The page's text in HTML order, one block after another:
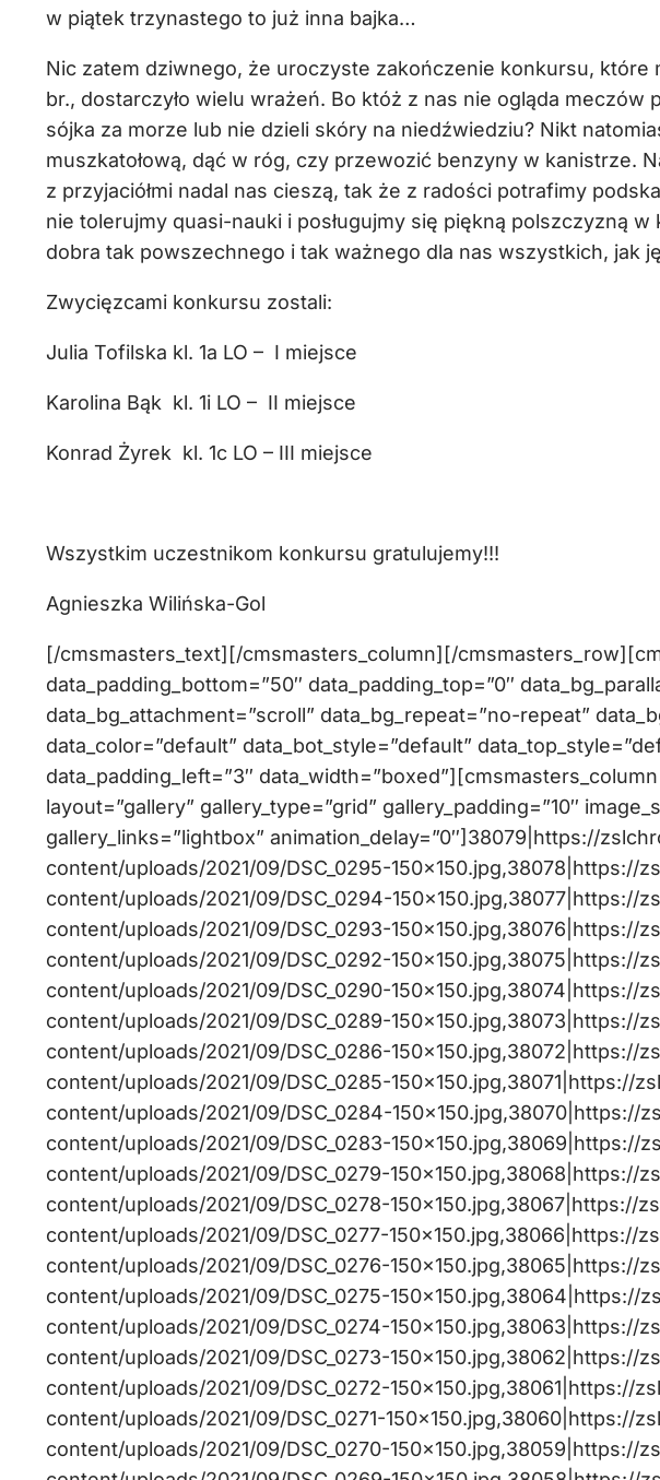
w piątek trzynastego to już inna bajka…
Nic zatem dziwnego, że uroczyste zakończenie konkursu, które
br., dostarczyło wielu wrażeń. Bo któż z nas nie ogląda meczów
sójka za morze lub nie dzieli skóry na niedźwiedziu? Nikt
muszkatołową, dąć w róg, czy przewozić benzyny w kanistrze.
z przyjaciółmi nadal nas cieszą, tak że z radości potrafimy
nie tolerujmy quasi-nauki i posługujmy się piękną polszczyzną w
dobra tak powszechnego i tak ważnego dla nas wszystkich, jak
Zwycięzcami konkursu zostali:
Julia Tofilska kl. 1a LO – I miejsce
Karolina Bąk kl. 1i LO – II miejsce
Konrad Żyrek kl. 1c LO – III miejsce
Wszystkim uczestnikom konkursu gratulujemy!!!
Agnieszka Wilińska-Gol
[/cmsmasters_text][/cmsmasters_column][/
data_padding_bottom=”50″ data_padding_top=”0″
data_bg_attachment=”scroll” data_bg_repeat=”no-repeat”
data_color=”default” data_bot_style=”default”
data_padding_left=”3″
layout=”gallery” gallery_type=”grid” gallery_padding=”10″
gallery_links=”lightbox” animation_delay=”0″]38079|https://
content/uploads/2021/09/DSC_0295-150×150.jpg,38078|https://
content/uploads/2021/09/DSC_0294-150×150.jpg,38077|https://
content/uploads/2021/09/DSC_0293-150×150.jpg,38076|https://
content/uploads/2021/09/DSC_0292-150×150.jpg,38075|https://
content/uploads/2021/09/DSC_0290-150×150.jpg,38074|https://
content/uploads/2021/09/DSC_0289-150×150.jpg,38073|https://
content/uploads/2021/09/DSC_0286-150×150.jpg,38072|https://
content/uploads/2021/09/DSC_0285-150×150.jpg,38071|https://
content/uploads/2021/09/DSC_0284-150×150.jpg,38070|https://
content/uploads/2021/09/DSC_0283-150×150.jpg,38069|https://
content/uploads/2021/09/DSC_0279-150×150.jpg,38068|https://
content/uploads/2021/09/DSC_0278-150×150.jpg,38067|https://
content/uploads/2021/09/DSC_0277-150×150.jpg,38066|https://
content/uploads/2021/09/DSC_0276-150×150.jpg,38065|https://
content/uploads/2021/09/DSC_0275-150×150.jpg,38064|https://
content/uploads/2021/09/DSC_0274-150×150.jpg,38063|https://
content/uploads/2021/09/DSC_0273-150×150.jpg,38062|https://
content/uploads/2021/09/DSC_0272-150×150.jpg,38061|https://
content/uploads/2021/09/DSC_0271-150×150.jpg,38060|https://
content/uploads/2021/09/DSC_0270-150×150.jpg,38059|https://